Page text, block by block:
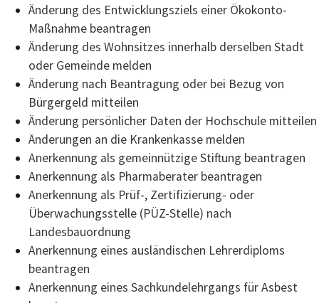
Änderung des Entwicklungsziels einer Ökokonto-
Maßnahme beantragen
Änderung des Wohnsitzes innerhalb derselben Stadt
oder Gemeinde melden
Änderung nach Beantragung oder bei Bezug von
Bürgergeld mitteilen
Änderung persönlicher Daten der Hochschule mitteilen
Änderungen an die Krankenkasse melden
Anerkennung als gemeinnützige Stiftung beantragen
Anerkennung als Pharmaberater beantragen
Anerkennung als Prüf-, Zertifizierung- oder
Überwachungsstelle (PÜZ-Stelle) nach
Landesbauordnung
Anerkennung eines ausländischen Lehrerdiploms
beantragen
Anerkennung eines Sachkundelehrgangs für Asbest